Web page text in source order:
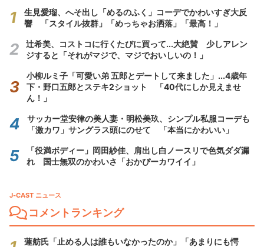
生見愛瑠、へそ出し「めるのふく」コーデでかわいすぎ大反
響 「スタイル抜群」「めっちゃお洒落」「最高！」
辻希美、コストコに行くたびに買って...大絶賛 少しアレン
ジすると「それがマジで、マジでおいしいの！」
小柳ルミ子「可愛い弟 五郎とデートして来ました」...4歳年
下・野口五郎とステキ2ショット 「40代にしか見えませ
ん！」
サッカー堂安律の美人妻・明松美玖、シンプル私服コーデも
「激カワ」サングラス頭にのせて 「本当にかわいい」
「役満ボディー」岡田紗佳、肩出し白ノースリで色気ダダ漏
れ 国士無双のかわいさ「おかぴーカワイイ」
J-CAST ニュース
コメントランキング
蓮舫氏「止める人は誰もいなかったのか」「あまりにも愕